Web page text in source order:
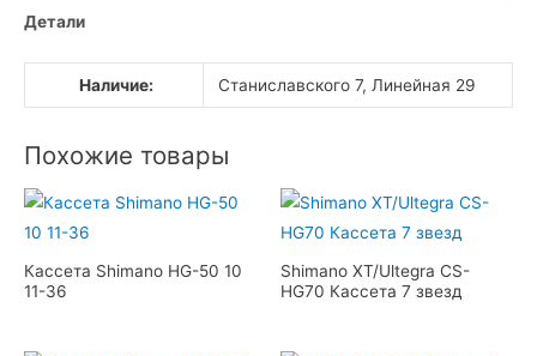
Детали
Наличие: Станиславского 7, Линейная 29
Похожие товары
Кассета Shimano HG-50 10
11-36
Shimano XT/Ultegra CS-
HG70 Кассета 7 звезд